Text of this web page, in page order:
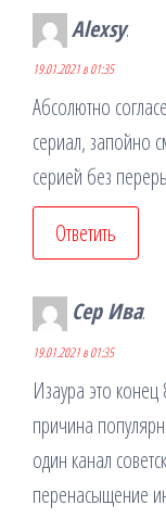
Alexsy:
19.01.2021 в 01:35
Абсолютно
сериал, запойно
серией без
Ответить
Сер Ива:
19.01.2021 в 01:35
Изаура это
причина
один канал
перенасыщение